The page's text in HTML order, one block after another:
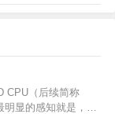
CPU（后续简称
明显的感知就是，网